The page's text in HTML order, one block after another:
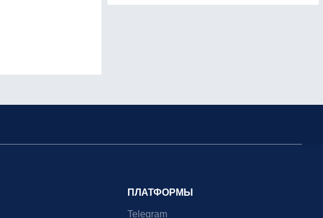
ПЛАТФОРМЫ
Telegram